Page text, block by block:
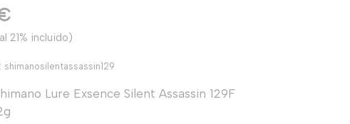
21% incluido)
shimanosilentassassin129
Lure Exsence Silent Assassin 129F